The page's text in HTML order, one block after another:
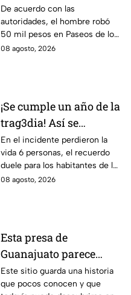
un presunto
responsable de asaltar
a su víctima en León
De acuerdo con las
autoridades, el hombre robó
50 mil pesos en Paseos de los
Insurgentes
08 agosto, 2026
¡Se cumple un año de la
trag3dia! Así se
recuerda el fuerte
accidente de un tren en
Irapuato
En el incidente perdieron la
vida 6 personas, el recuerdo
duele para los habitantes de la
localidad.
08 agosto, 2026
Esta presa de
Guanajuato parece
haberse quedado
atrapada en el tiempo;
Este sitio guarda una historia
que pocos conocen y que